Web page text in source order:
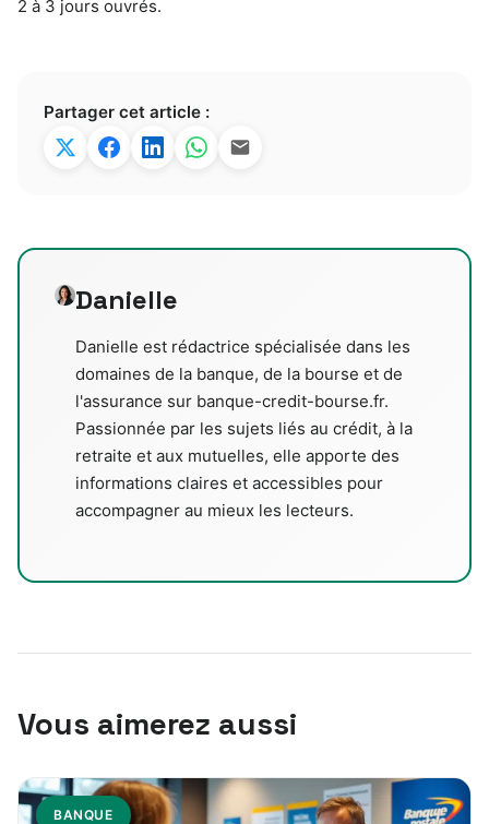
2 à 3 jours ouvrés.
Partager cet article :
Danielle
Danielle est rédactrice spécialisée dans les
domaines de la banque, de la bourse et de
l'assurance sur banque-credit-bourse.fr.
Passionnée par les sujets liés au crédit, à la
retraite et aux mutuelles, elle apporte des
informations claires et accessibles pour
accompagner au mieux les lecteurs.
Vous aimerez aussi
BANQUE